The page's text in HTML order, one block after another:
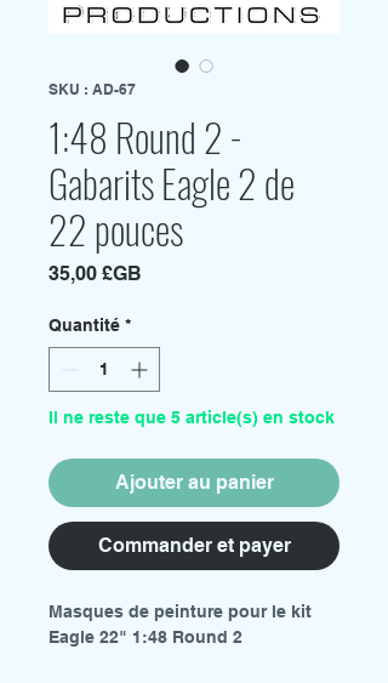
SKU : AD-67
1:48 Round 2 -
Gabarits Eagle 2 de
22 pouces
35,00 £GB
Quantité *
Il ne reste que 5 article(s) en stock
Ajouter au panier
Commander et payer
Masques de peinture pour le kit
Eagle 22" 1:48 Round 2